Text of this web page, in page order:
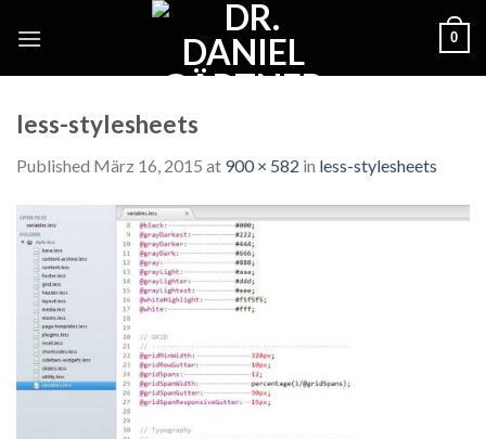
0
less-stylesheets
Published März 16, 2015 at 900 × 582 in less-stylesheets